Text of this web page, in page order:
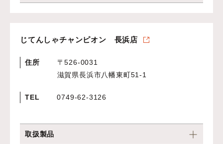
じてんしゃチャンピオン 長浜店
住所
〒526-0031
滋賀県長浜市八幡東町51-1
TEL 0749-62-3126
取扱製品